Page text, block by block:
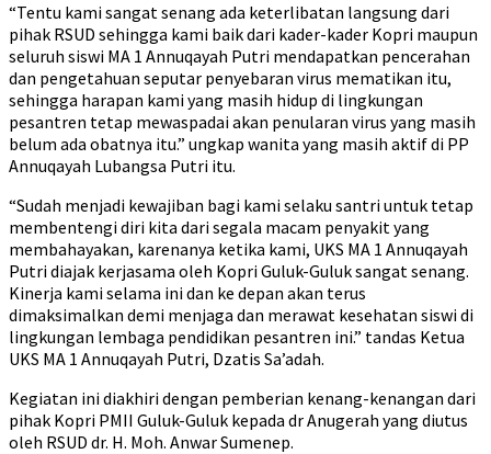
“Tentu kami sangat senang ada keterlibatan langsung dari
pihak RSUD sehingga kami baik dari kader-kader Kopri maupun
seluruh siswi MA 1 Annuqayah Putri mendapatkan pencerahan
dan pengetahuan seputar penyebaran virus mematikan itu,
sehingga harapan kami yang masih hidup di lingkungan
pesantren tetap mewaspadai akan penularan virus yang masih
belum ada obatnya itu.” ungkap wanita yang masih aktif di PP
Annuqayah Lubangsa Putri itu.
“Sudah menjadi kewajiban bagi kami selaku santri untuk tetap
membentengi diri kita dari segala macam penyakit yang
membahayakan, karenanya ketika kami, UKS MA 1 Annuqayah
Putri diajak kerjasama oleh Kopri Guluk-Guluk sangat senang.
Kinerja kami selama ini dan ke depan akan terus
dimaksimalkan demi menjaga dan merawat kesehatan siswi di
lingkungan lembaga pendidikan pesantren ini.” tandas Ketua
UKS MA 1 Annuqayah Putri, Dzatis Sa’adah.
Kegiatan ini diakhiri dengan pemberian kenang-kenangan dari
pihak Kopri PMII Guluk-Guluk kepada dr Anugerah yang diutus
oleh RSUD dr. H. Moh. Anwar Sumenep.